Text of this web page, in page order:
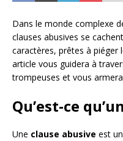
Dans le monde complexe
clauses abusives se
caractères, prêtes à
article vous guidera à
trompeuses et vous
Qu’est-ce
Une clause abusive est